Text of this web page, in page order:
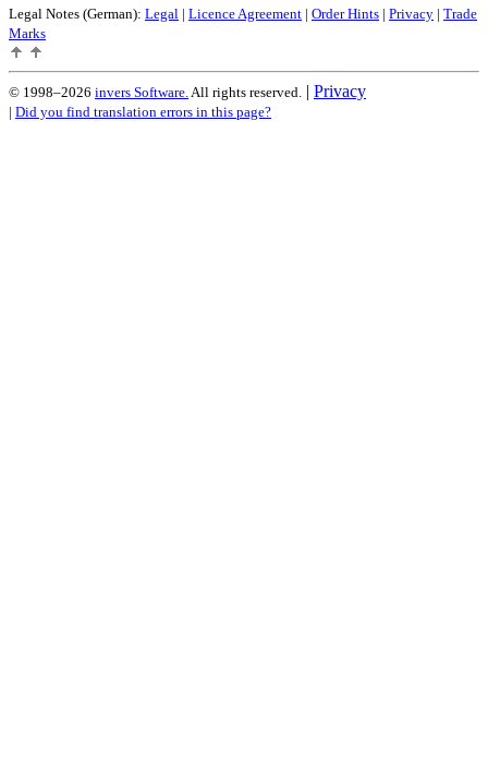
Legal Notes (German): Legal | Licence Agreement | Order Hints | Privacy | Trade
Marks
© 1998–2026 invers Software. All rights reserved. | Privacy
| Did you find translation errors in this page?